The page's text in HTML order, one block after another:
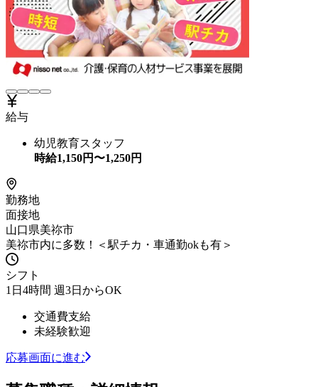
給与
幼児教育スタッフ
時給1,150円〜1,250円
勤務地
面接地
山口県美祢市
美祢市内に多数！＜駅チカ・車通勤okも有＞
シフト
1日4時間 週3日からOK
交通費支給
未経験歓迎
応募画面に進む